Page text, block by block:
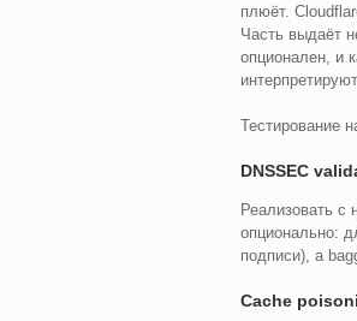
плюёт.
Часть выдаёт
опционален, и
Тестирование
DNSSEC
Реализовать с
опционально:
подписи), а
Cache